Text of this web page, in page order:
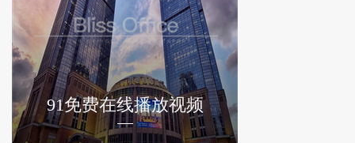
91免费在线播放视频